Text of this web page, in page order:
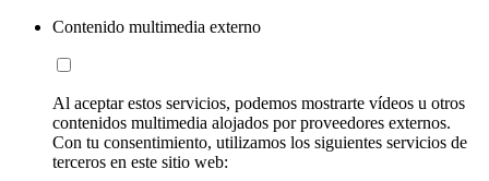
Contenido multimedia externo
Al aceptar estos servicios, podemos mostrarte vídeos u otros
contenidos multimedia alojados por proveedores externos.
Con tu consentimiento, utilizamos los siguientes servicios de
terceros en este sitio web: